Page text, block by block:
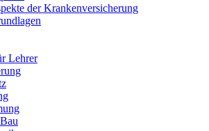
der Krankenversicherung
Lehrer